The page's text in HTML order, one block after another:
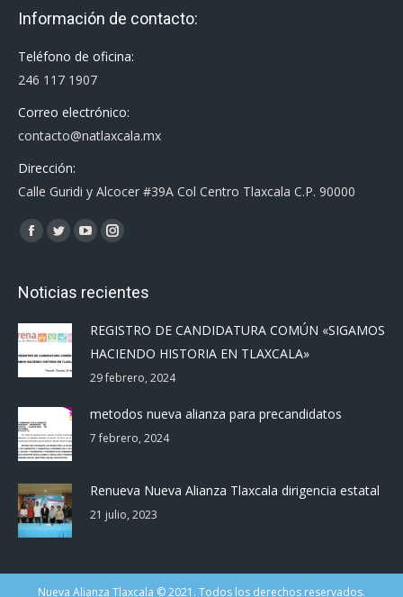
Información de contacto:
Teléfono de oficina:
246 117 1907
Correo electrónico:
contacto@natlaxcala.mx
Dirección:
Calle Guridi y Alcocer #39A Col Centro Tlaxcala C.P. 90000
Encuéntranos en:
Facebook
opens
new
window
Twitter
opens
new
window
YouTube
opens
new
window
Instagram
opens
new
window
Noticias recientes
REGISTRO DE CANDIDATURA COMÚN «SIGAMOS
HACIENDO HISTORIA EN TLAXCALA»
29 febrero, 2024
metodos nueva alianza para precandidatos
7 febrero, 2024
Renueva Nueva Alianza Tlaxcala dirigencia estatal
21 julio, 2023
Nueva Alianza Tlaxcala © 2021. Todos los derechos reservados.